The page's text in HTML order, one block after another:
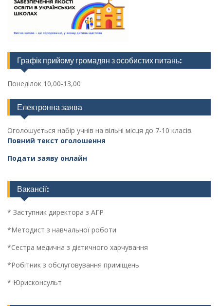
Графік прийому громадян з особистих питань:
Понеділок 10,00-13,00
Електронна заява
Оголошується набір учнів на вільні місця до 7-10 класів.
Повний текст оголошення
Подати заяву онлайн
Вакансії:
* Заступник директора з АГР
*Методист з навчальної роботи
*Сестра медична з дієтичного харчування
*Робітник з обслуговування приміщень
* Юрисконсульт